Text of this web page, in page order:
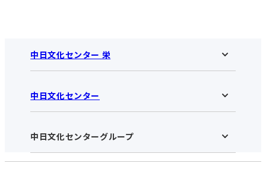
中日文化センター 栄
中日文化センター 栄HOME
お知らせ
アクセス･営業時間
お申し込みの流れ
入会と受講のご案内
中日文化センター
中日文化センターHOME
中日文化センターとは
受講規約・会員特典
中日文化センターグループ